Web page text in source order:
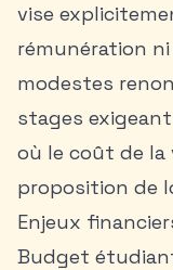
vise
rémunération
modestes
stages
où le coût de la
proposition de
Enjeux
Budget